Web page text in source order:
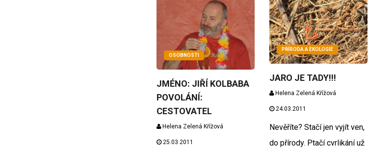
OSOBNOSTI
JMÉNO: JIŘÍ KOLBABA
POVOLÁNÍ:
CESTOVATEL
Helena Zelená Křížová
25.03.2011
PŘÍRODA A EKOLOGIE
JARO JE TADY!!!
Helena Zelená Křížová
24.03.2011
Nevěříte? Stačí jen vyjít ven,
do přírody. Ptačí cvrlikání už